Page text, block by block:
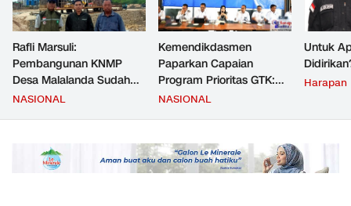
Rafli Marsuli:
Pembangunan KNMP
Desa Malalanda Sudah
Mencapai 69 Persen dan
JMD dan JMF
NASIONAL
Kemendikdasmen
Paparkan Capaian
Program Prioritas GTK:
Kompetensi Meningkat,
NASIONAL
Untuk
Harapan